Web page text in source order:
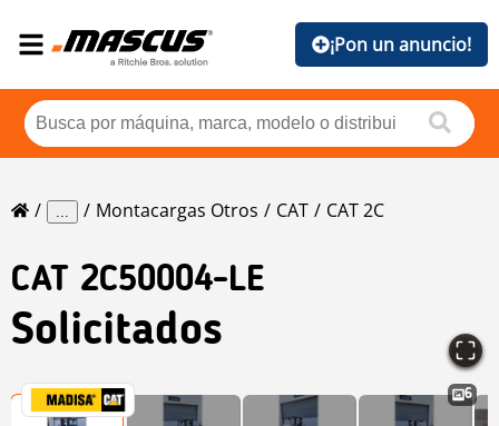
¡Pon un anuncio!
... Montacargas Otros CAT CAT 2C
CAT 2C50004-LE
Solicitados
6